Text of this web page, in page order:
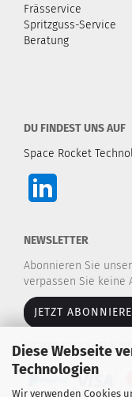
Diese Webseite
Technologien
Wir verwenden Cookies
Frässervice
Spritzguss-Service
Beratung
DU FINDEST UNS AUF
Space Rocket
NEWSLETTER
Abonnieren Sie
verpassen Sie keine
JETZT
SICHER EINKAUFEN